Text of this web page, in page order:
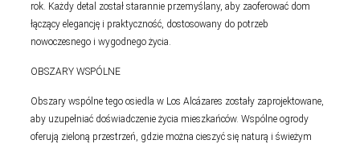
rok. Każdy detal został starannie przemyślany, aby zaoferować dom
łączący elegancję i praktyczność, dostosowany do potrzeb
nowoczesnego i wygodnego życia.
OBSZARY WSPÓLNE
Obszary wspólne tego osiedla w Los Alcázares zostały zaprojektowane,
aby uzupełniać doświadczenie życia mieszkańców. Wspólne ogrody
oferują zieloną przestrzeń, gdzie można cieszyć się naturą i świeżym